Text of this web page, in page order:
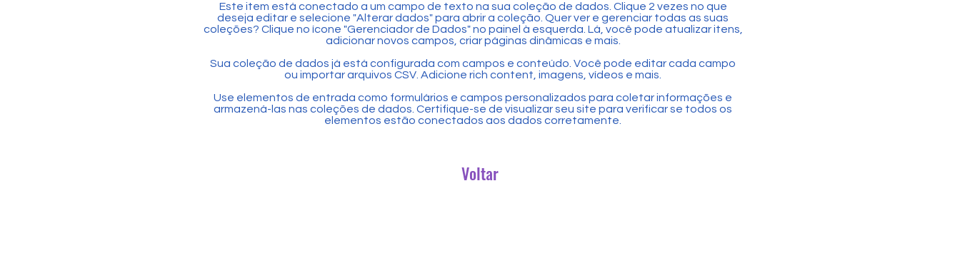
Este item está conectado a um campo de texto na sua coleção de dados. Clique 2 vezes no que
deseja editar e selecione "Alterar dados" para abrir a coleção. Quer ver e gerenciar todas as suas
coleções? Clique no ícone "Gerenciador de Dados" no painel à esquerda. Lá, você pode atualizar itens,
adicionar novos campos, criar páginas dinâmicas e mais.
Sua coleção de dados já está configurada com campos e conteúdo. Você pode editar cada campo
ou importar arquivos CSV. Adicione rich content, imagens, vídeos e mais.
Use elementos de entrada como formulários e campos personalizados para coletar informações e
armazená-las nas coleções de dados. Certifique-se de visualizar seu site para verificar se todos os
elementos estão conectados aos dados corretamente.
Voltar